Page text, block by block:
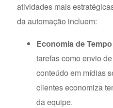
atividades mais
da automação incluem:
Economia de
tarefas como envio
conteúdo em mídias
clientes economiza
da equipe.